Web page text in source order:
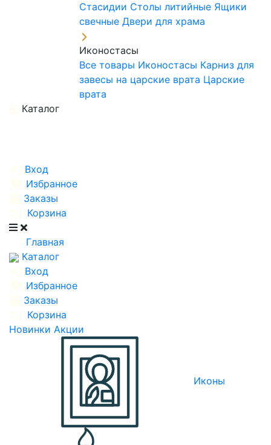
Стасидии Столы литийные Ящики
свечные Двери для храма
Иконостасы
Все товары Иконостасы Карниз для
завесы на царские врата Царские
врата
Каталог
Вход
Избранное
Заказы
Корзина
Главная
Каталог
Вход
Избранное
Заказы
Корзина
Новинки Акции
Иконы